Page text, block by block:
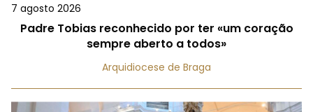
7 agosto 2026
Padre Tobias reconhecido por ter «um coração
sempre aberto a todos»
Arquidiocese de Braga